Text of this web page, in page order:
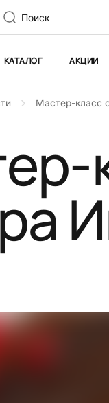
Поиск
КАТАЛОГ АКЦИИ
Мастер-класс